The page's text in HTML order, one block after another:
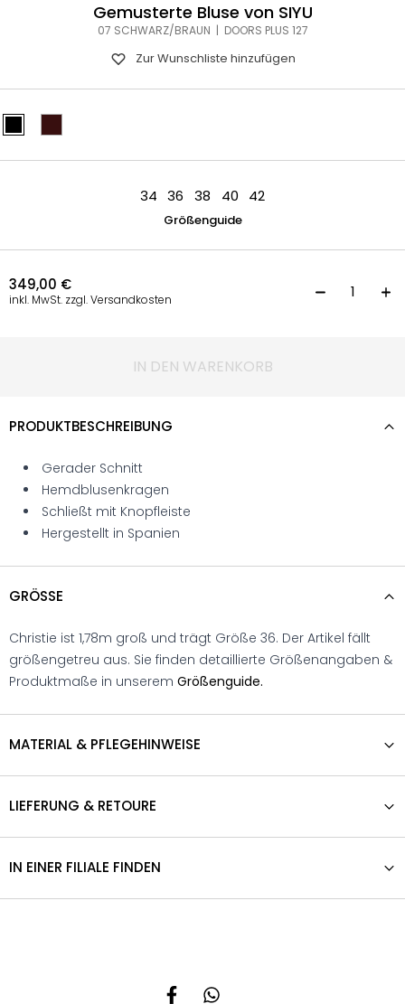
Gemusterte Bluse von SIYU
07 SCHWARZ/BRAUN | DOORS PLUS 127
Zur Wunschliste hinzufügen
34 36 38 40 42
Größenguide
349,00 €
inkl. MwSt. zzgl. Versandkosten
IN DEN WARENKORB
PRODUKTBESCHREIBUNG
Gerader Schnitt
Hemdblusenkragen
Schließt mit Knopfleiste
Hergestellt in Spanien
GRÖSSE
Christie ist 1,78m groß und trägt Größe 36. Der Artikel fällt
größengetreu aus. Sie finden detaillierte Größenangaben &
Produktmaße in unserem Größenguide.
MATERIAL & PFLEGEHINWEISE
LIEFERUNG & RETOURE
IN EINER FILIALE FINDEN